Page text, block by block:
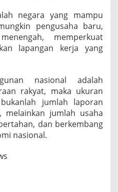
negara yang mampu
pengusaha baru,
memperkuat
lapangan kerja yang
nasional adalah
rakyat, maka ukuran
jumlah laporan
melainkan jumlah usaha
dan berkembang
nasional.